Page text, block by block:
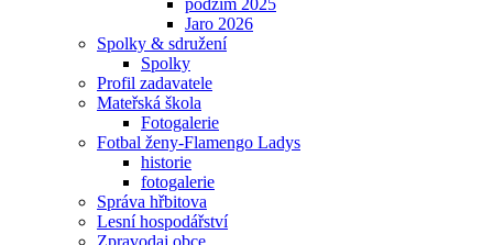
podzim 2025
Jaro 2026
Spolky & sdružení
Spolky
Profil zadavatele
Mateřská škola
Fotogalerie
Fotbal ženy-Flamengo Ladys
historie
fotogalerie
Správa hřbitova
Lesní hospodářství
Zpravodaj obce